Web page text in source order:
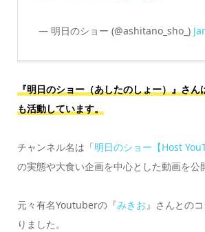
— 明日のショー (@ashitano_sho_)
『明日のショー（あしたのしょー）』さ
も活動しています。
チャンネル名は「明日のショー【Host
の実態や大食い企画を中心とした動画を公
元々有名Youtuberの『みきお』さんとの
りました。